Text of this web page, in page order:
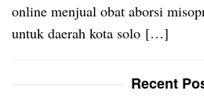
online menjual obat aborsi
untuk daerah kota solo […]
Recent